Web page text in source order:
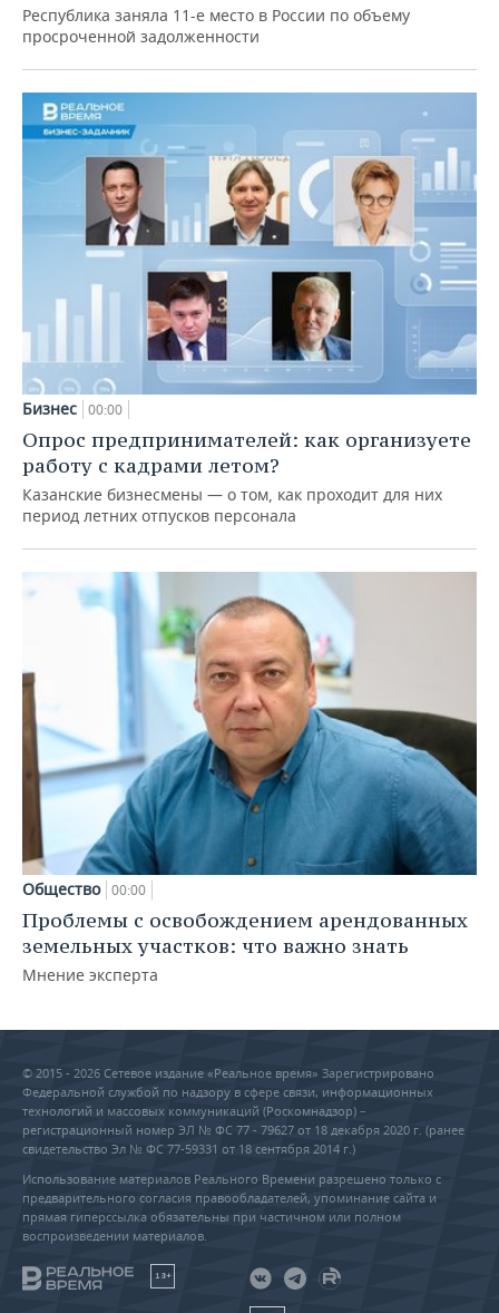
Республика заняла 11-е место в России по объему
просроченной задолженности
Бизнес 00:00
Опрос предпринимателей: как организуете
работу с кадрами летом?
Казанские бизнесмены — о том, как проходит для них
период летних отпусков персонала
Общество 00:00
Проблемы с освобождением арендованных
земельных участков: что важно знать
Мнение эксперта
© 2015 - 2026 Сетевое издание «Реальное время» Зарегистрировано
Федеральной службой по надзору в сфере связи, информационных
технологий и массовых коммуникаций (Роскомнадзор) –
регистрационный номер ЭЛ № ФС 77 - 79627 от 18 декабря 2020 г. (ранее
свидетельство Эл № ФС 77-59331 от 18 сентября 2014 г.)
Использование материалов Реального Времени разрешено только с
предварительного согласия правообладателей, упоминание сайта и
прямая гиперссылка обязательны при частичном или полном
воспроизведении материалов.
18+